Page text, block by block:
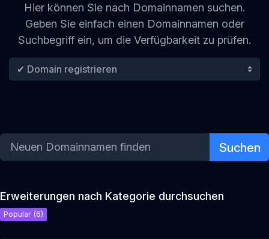
Hier können Sie nach Domainnamen suchen.
Geben Sie einfach einen Domainnamen oder
Suchbegriff ein, um die Verfügbarkeit zu prüfen.
Suchen
Erweiterungen nach Kategorie durchsuchen
Popular (6)